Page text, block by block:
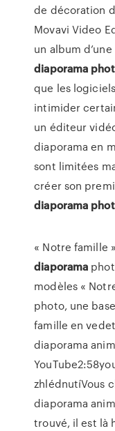
de décoration
Movavi Video
un album
diaporama
que les
intimider
un éditeur
diaporama en
sont limitées
créer son
diaporama
« Notre famille
diaporama
modèles «
photo, une
famille en
diaporama
zhlédnutíVous
diaporama
trouvé, il est là